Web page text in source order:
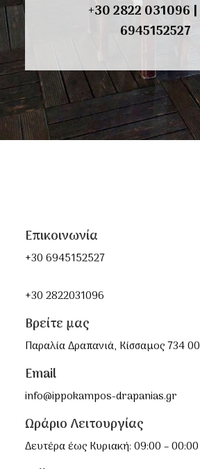
+302822 031096 |
6945152527
Επικοινωνία
+30 6945152527
+30 2822031096
Βρείτε μας
Παραλία Δραπανιά, Κίσσαμος 734 00
Email
info@ippokampos-drapanias.gr
Ωράριο Λειτουργίας
Δευτέρα έως Κυριακή: 09:00 – 00:00